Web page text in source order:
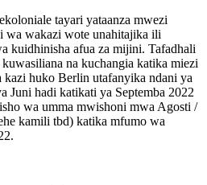
tayari yataanza mwezi
wa wakazi wote unahitajika ili
kuidhinisha afua za mijini. Tafadhali
na kuchangia katika miezi
huko Berlin utafanyika ndani ya
Juni hadi katikati ya Septemba 2022
wa umma mwishoni mwa Agosti /
kamili tbd) katika mfumo wa